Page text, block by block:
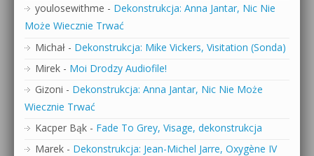
youlosewithme - Dekonstrukcja: Anna Jantar, Nic Nie
Może Wiecznie Trwać
Michał - Dekonstrukcja: Mike Vickers, Visitation (Sonda)
Mirek - Moi Drodzy Audiofile!
Gizoni - Dekonstrukcja: Anna Jantar, Nic Nie Może
Wiecznie Trwać
Kacper Bąk - Fade To Grey, Visage, dekonstrukcja
Marek - Dekonstrukcja: Jean-Michel Jarre, Oxygène IV